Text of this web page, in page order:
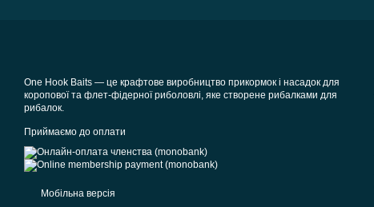
One Hook Baits — це крафтове виробництво прикормок і насадок для
коропової та флет-фідерної риболовлі, яке створене рибалками для
рибалок.
Приймаємо до оплати
Мобільна версія